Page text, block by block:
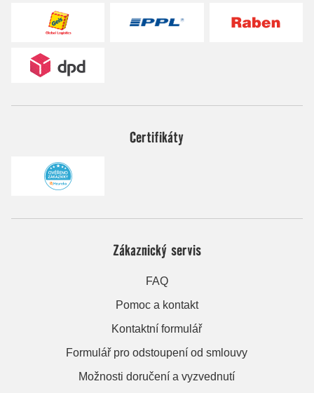
Certifikáty
Zákaznický servis
FAQ
Pomoc a kontakt
Kontaktní formulář
Formulář pro odstoupení od smlouvy
Možnosti doručení a vyzvednutí